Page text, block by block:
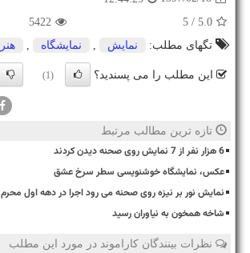
5.0
/ 5
5422
تگهای مطلب:
نمایش , نمایشگاه , هنر
این مطلب را می پسندید؟ (1)
تازه ترین مطالب مرتبط
6 هزار نفر از 7 نمایش روی صحنه دیدن کردند
عکس، نمایشگاه خوشنویسی سطر سرخ عشق
نمایش نور بر نیزه روی صحنه می رود اجرا در دهه اول محرم
شاخه همخون به نیاوران رسید
نظرات بینندگان کاراموند در مورد این مطلب